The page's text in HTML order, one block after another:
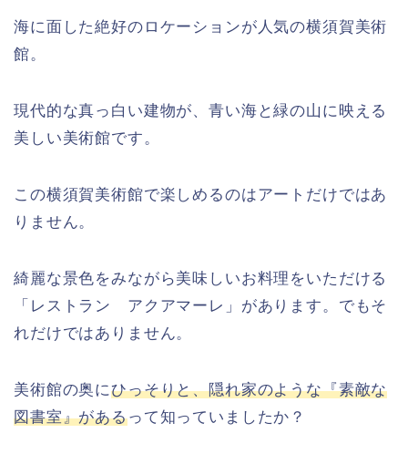
海に面した絶好のロケーションが人気の横須賀美術
館。
現代的な真っ白い建物が、青い海と緑の山に映える
美しい美術館です。
この横須賀美術館で楽しめるのはアートだけではあ
りません。
綺麗な景色をみながら美味しいお料理をいただける
「レストラン アクアマーレ」があります。でもそ
れだけではありません。
美術館の奥にひっそりと、隠れ家のような『素敵な
図書室』があるって知っていましたか？